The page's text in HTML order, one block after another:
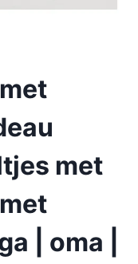
met
| oma |